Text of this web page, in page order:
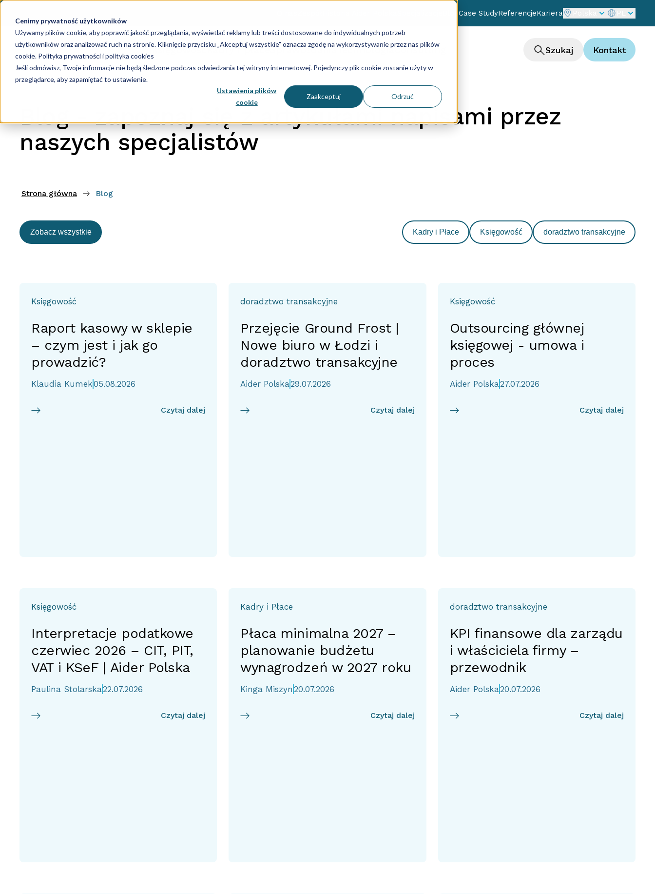
Cenimy prywatność użytkowników
Używamy plików cookie, aby poprawić jakość przeglądania, wyświetlać reklamy lub treści dostosowane do indywidualnych potrzeb
użytkowników oraz analizować ruch na stronie. Kliknięcie przycisku „Akceptuj wszystkie” oznacza zgodę na wykorzystywanie przez nas plików
cookie.Polityka prywatności i polityka cookies
Jeśli odmówisz, Twoje informacje nie będą śledzone podczas odwiedzania tej witryny internetowej. Pojedynczy plik cookie zostanie użyty w
przeglądarce, aby zapamiętać to ustawienie.
Ustawienia plików
cookie
Zaakceptuj Odrzuć
BlogCase StudyReferencjeKariera
KsięgowośćKadry i płaceSprawozdania TechnologiaConsulting Szukaj Kontakt
Blog - zapoznaj się z artykułami napisami przez
naszych specjalistów
Strona główna Blog
Zobacz wszystkie Kadry i Płace Księgowość doradztwo transakcyjne
Księgowość
Raport kasowy w sklepie
– czym jest i jak go
prowadzić?
Klaudia Kumek05.08.2026
Czytaj dalej
doradztwo transakcyjne
Przejęcie Ground Frost |
Nowe biuro w Łodzi i
doradztwo transakcyjne
Aider Polska29.07.2026
Czytaj dalej
Księgowość
Outsourcing głównej
księgowej - umowa i
proces
Aider Polska27.07.2026
Czytaj dalej
Księgowość
Interpretacje podatkowe
czerwiec 2026 – CIT, PIT,
VAT i KSeF | Aider Polska
Paulina Stolarska22.07.2026
Czytaj dalej
Kadry i Płace
Płaca minimalna 2027 –
planowanie budżetu
wynagrodzeń w 2027 roku
Kinga Miszyn 20.07.2026
Czytaj dalej
doradztwo transakcyjne
KPI finansowe dla zarządu
i właściciela firmy –
przewodnik
Aider Polska20.07.2026
Czytaj dalej